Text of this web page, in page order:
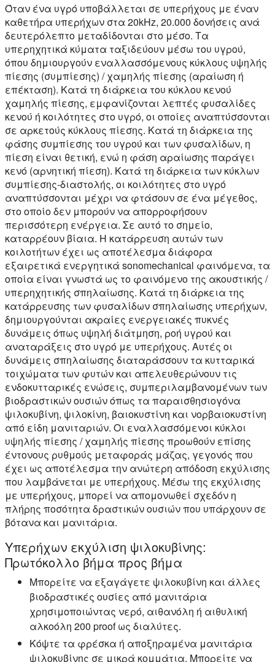
Όταν ένα υγρό υποβάλλεται σε υπερήχους με έναν
καθετήρα υπερήχων στα 20kHz, 20.000 δονήσεις ανά
δευτερόλεπτο μεταδίδονται στο μέσο. Τα
υπερηχητικά κύματα ταξιδεύουν μέσω του υγρού,
όπου δημιουργούν εναλλασσόμενους κύκλους υψηλής
πίεσης (συμπίεσης) / χαμηλής πίεσης (αραίωση ή
επέκταση). Κατά τη διάρκεια του κύκλου κενού
χαμηλής πίεσης, εμφανίζονται λεπτές φυσαλίδες
κενού ή κοιλότητες στο υγρό, οι οποίες αναπτύσσονται
σε αρκετούς κύκλους πίεσης. Κατά τη διάρκεια της
φάσης συμπίεσης του υγρού και των φυσαλίδων, η
πίεση είναι θετική, ενώ η φάση αραίωσης παράγει
κενό (αρνητική πίεση). Κατά τη διάρκεια των κύκλων
συμπίεσης-διαστολής, οι κοιλότητες στο υγρό
αναπτύσσονται μέχρι να φτάσουν σε ένα μέγεθος,
στο οποίο δεν μπορούν να απορροφήσουν
περισσότερη ενέργεια. Σε αυτό το σημείο,
καταρρέουν βίαια. Η κατάρρευση αυτών των
κοιλοτήτων έχει ως αποτέλεσμα διάφορα
εξαιρετικά ενεργητικά sonomechanical φαινόμενα, τα
οποία είναι γνωστά ως το φαινόμενο της ακουστικής /
υπερηχητικής σπηλαίωσης. Κατά τη διάρκεια της
κατάρρευσης των φυσαλίδων σπηλαίωσης υπερήχων,
δημιουργούνται ακραίες ενεργειακές πυκνές
δυνάμεις όπως υψηλή διάτμηση, ροή υγρού και
αναταράξεις στο υγρό με υπερήχους. Αυτές οι
δυνάμεις σπηλαίωσης διαταράσσουν τα κυτταρικά
τοιχώματα των φυτών και απελευθερώνουν τις
ενδοκυτταρικές ενώσεις, συμπεριλαμβανομένων των
βιοδραστικών ουσιών όπως τα παραισθησιογόνα
ψιλοκυβίνη, ψιλοκίνη, βαιοκυστίνη και νορβαιοκυστίνη
από είδη μανιταριών. Οι εναλλασσόμενοι κύκλοι
υψηλής πίεσης / χαμηλής πίεσης προωθούν επίσης
έντονους ρυθμούς μεταφοράς μάζας, γεγονός που
έχει ως αποτέλεσμα την ανώτερη απόδοση εκχύλισης
που λαμβάνεται με υπερήχους. Μέσω της εκχύλισης
με υπερήχους, μπορεί να απομονωθεί σχεδόν η
πλήρης ποσότητα δραστικών ουσιών που υπάρχουν σε
βότανα και μανιτάρια.
Υπερήχων εκχύλιση ψιλοκυβίνης:
Πρωτόκολλο βήμα προς βήμα
Μπορείτε να εξαγάγετε ψιλοκυβίνη και άλλες
βιοδραστικές ουσίες από μανιτάρια
χρησιμοποιώντας νερό, αιθανόλη ή αιθυλική
αλκοόλη 200 proof ως διαλύτες.
Κόψτε τα φρέσκα ή αποξηραμένα μανιτάρια
ψιλοκυβίνης σε μικρά κομμάτια. Μπορείτε να